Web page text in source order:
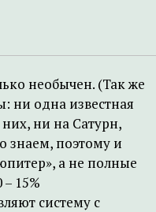
необычен. (Так же
ни одна известная
ни на Сатурн,
знаем, поэтому и
а не полные
15%
систему с